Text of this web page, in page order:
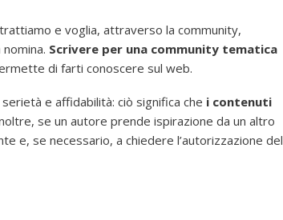
e voglia, attraverso la community,
Scrivere per una community tematica
di farti conoscere sul web.
e affidabilità: ciò significa che i contenuti
se un autore prende ispirazione da un altro
e, se necessario, a chiedere l’autorizzazione del